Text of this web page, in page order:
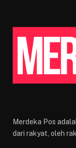
Merdeka Pos
dari rakyat, oleh